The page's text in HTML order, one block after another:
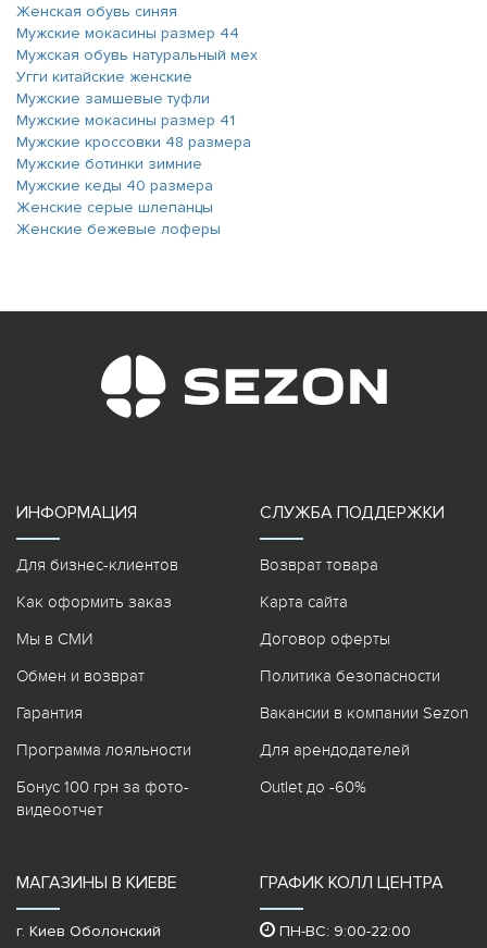
Женская обувь синяя
Мужские мокасины размер 44
Мужская обувь натуральный мех
Угги китайские женские
Мужские замшевые туфли
Мужские мокасины размер 41
Мужские кроссовки 48 размера
Мужские ботинки зимние
Мужские кеды 40 размера
Женские серые шлепанцы
Женские бежевые лоферы
ИНФОРМАЦИЯ
Для бизнес-клиентов
Как оформить заказ
Мы в СМИ
Обмен и возврат
Гарантия
Программа лояльности
Бонус 100 грн за фото-
видеоотчет
СЛУЖБА ПОДДЕРЖКИ
Возврат товара
Карта сайта
Договор оферты
Политика безопасности
Вакансии в компании Sezon
Для арендодателей
Outlet до -60%
МАГАЗИНЫ В КИЕВЕ
г. Киев Оболонский
ГРАФИК КОЛЛ ЦЕНТРА
ПН-ВС: 9:00-22:00